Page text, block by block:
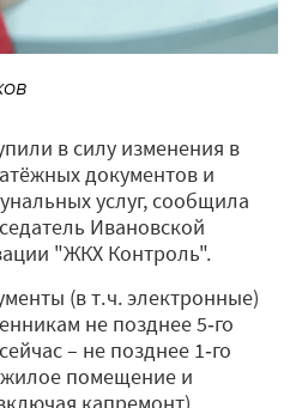
в силу изменения в
документов и
услуг, сообщила
Ивановской
"ЖКХ Контроль".
(в т. ч. электронные)
не позднее 5‑го
– не позднее 1‑го
помещение и
капремонт)